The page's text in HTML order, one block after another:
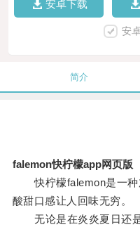
安卓下载
安
简介
falemon快柠檬app网页版
快柠檬falemon是一种
酸甜口感让人回味无穷。
无论是在炎炎夏日还是